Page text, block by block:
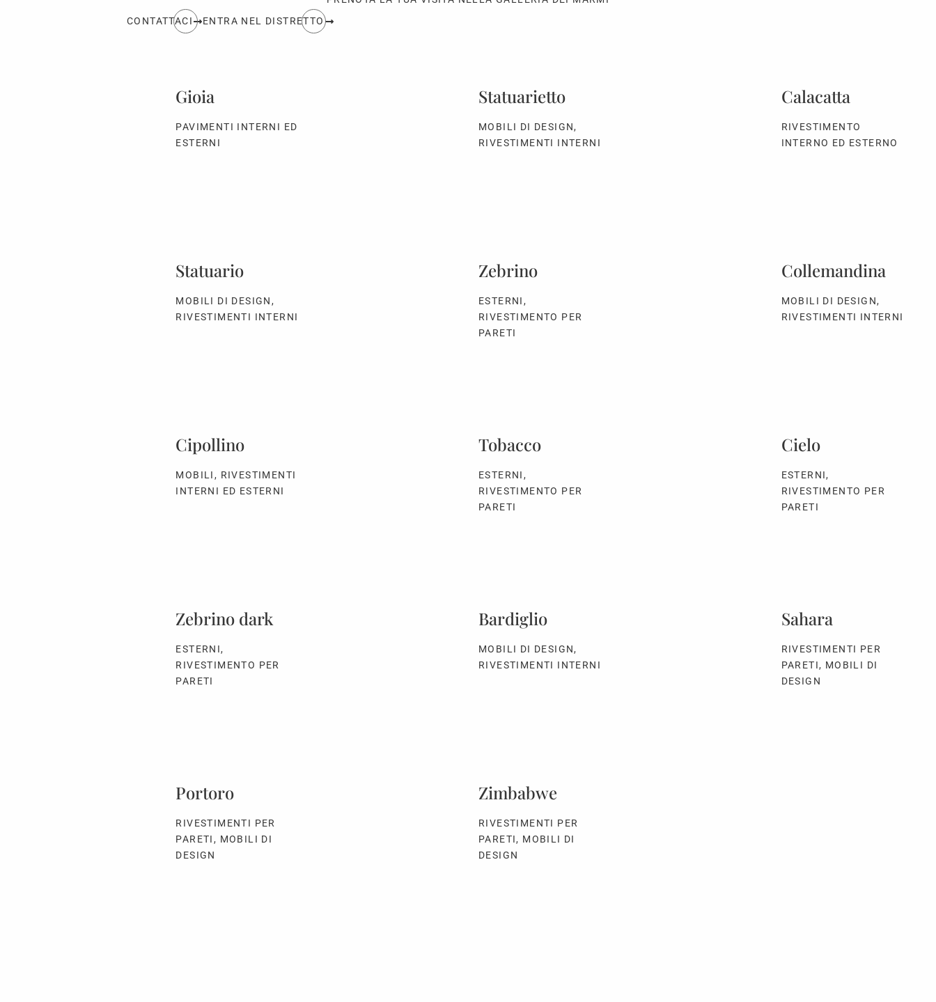
CONTATTACI
ENTRA NEL DISTRETTO
Gioia
PAVIMENTI INTERNI ED
ESTERNI
Statuarietto
MOBILI DI DESIGN,
RIVESTIMENTI INTERNI
Calacatta
RIVESTIMENTO
INTERNO ED ESTERNO
Statuario
MOBILI DI DESIGN,
RIVESTIMENTI INTERNI
Zebrino
ESTERNI,
RIVESTIMENTO PER
PARETI
Collemandina
MOBILI DI DESIGN,
RIVESTIMENTI INTERNI
Cipollino
MOBILI, RIVESTIMENTI
INTERNI ED ESTERNI
Tobacco
ESTERNI,
RIVESTIMENTO PER
PARETI
Cielo
ESTERNI,
RIVESTIMENTO PER
PARETI
Zebrino dark
ESTERNI,
RIVESTIMENTO PER
PARETI
Bardiglio
MOBILI DI DESIGN,
RIVESTIMENTI INTERNI
Sahara
RIVESTIMENTI PER
PARETI, MOBILI DI
DESIGN
Portoro
RIVESTIMENTI PER
PARETI, MOBILI DI
DESIGN
Zimbabwe
RIVESTIMENTI PER
PARETI, MOBILI DI
DESIGN